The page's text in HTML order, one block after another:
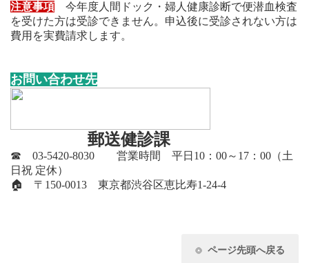
注意事項 今年度人間ドック・婦人健康診断で便潜血検査
を受けた方は受診できません。申込後に受診されない方は
費用を実費請求します。
お問い合わせ先
郵送健診課
☎ 03-5420-8030 営業時間 平日10：00～17：00（土
日祝 定休）
🏠 〒150-0013 東京都渋谷区恵比寿1-24-4
ページ先頭へ戻る